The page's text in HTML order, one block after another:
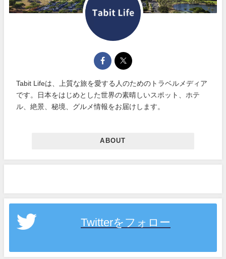
Tabit Lifeは、上質な旅を愛する人のためのトラベルメディア
です。日本をはじめとした世界の素晴しいスポット、ホテ
ル、絶景、秘境、グルメ情報をお届けします。
ABOUT
Twitterをフォロー